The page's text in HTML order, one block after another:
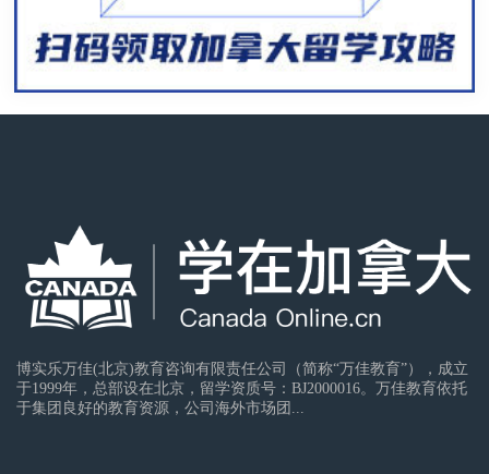
博实乐万佳(北京)教育咨询有限责任公司（简称“万佳教育”），成立
于1999年，总部设在北京，留学资质号：BJ2000016。万佳教育依托
于集团良好的教育资源，公司海外市场团...